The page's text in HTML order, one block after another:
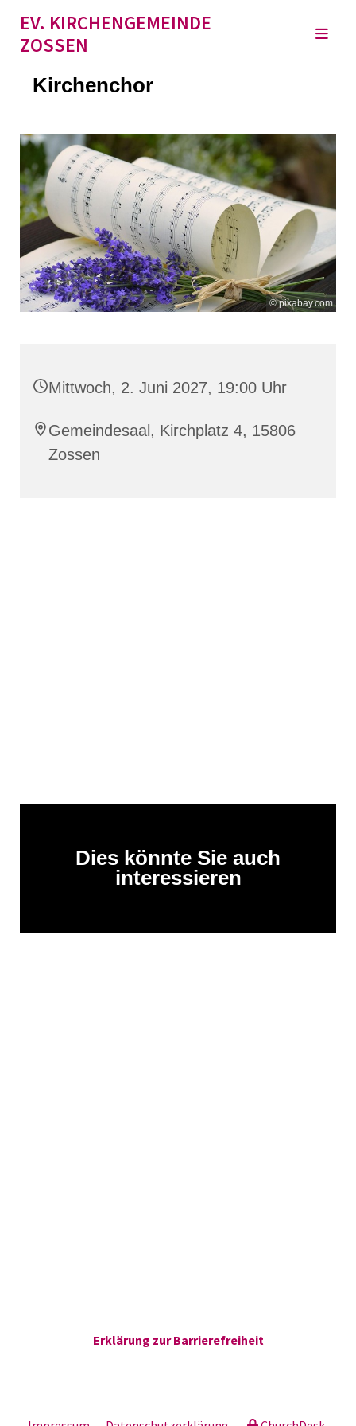
EV. KIRCHENGEMEINDE
ZOSSEN
Kirchenchor
© pixabay.com
Mittwoch, 2. Juni 2027, 19:00 Uhr
Gemeindesaal, Kirchplatz 4, 15806
Zossen
Dies könnte Sie auch
interessieren
Erklärung zur Barrierefreiheit